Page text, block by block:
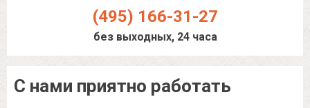
(495) 166-31-27
без выходных, 24 часа
С нами приятно работать